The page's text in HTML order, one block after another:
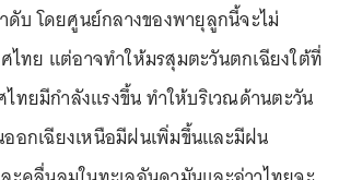
ดับ โดยศูนย์กลางของพายุลูกนี้จะไม่
ศไทย แต่อาจทำให้มรสุมตะวันตกเฉียงใต้ที่
ทยมีกำลังแรงขึ้น ทำให้บริเวณด้านตะวัน
อกเฉียงเหนือมีฝนเพิ่มขึ้นและมีฝน